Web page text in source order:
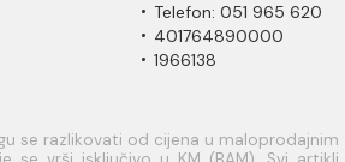
Telefon: 051 965 620
401764890000
1966138
se razlikovati od cijena u maloprodajnim